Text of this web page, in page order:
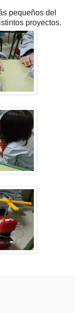
pequeños del
proyectos.